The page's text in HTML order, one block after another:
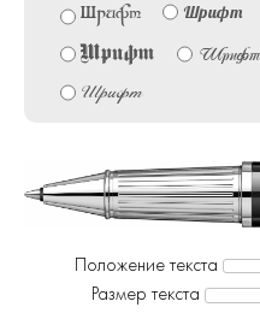
Шрифт Шрифт
Шрифт Шрифт
Шрифт
Положение текста
Размер текста